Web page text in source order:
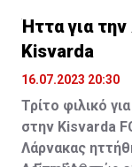
Ήττα για
Kisvarda
16.07.2023 20:30
Τρίτο φιλικό
στην Kisvarda
Λάρνακας